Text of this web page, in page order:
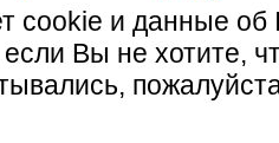
cookie и данные об
если Вы не хотите,